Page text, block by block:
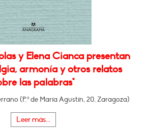
y Elena Cianca presentan
armonía y otros relatos
las palabras"
(P.º de María Agustín, 20, Zaragoza)
Leer más...